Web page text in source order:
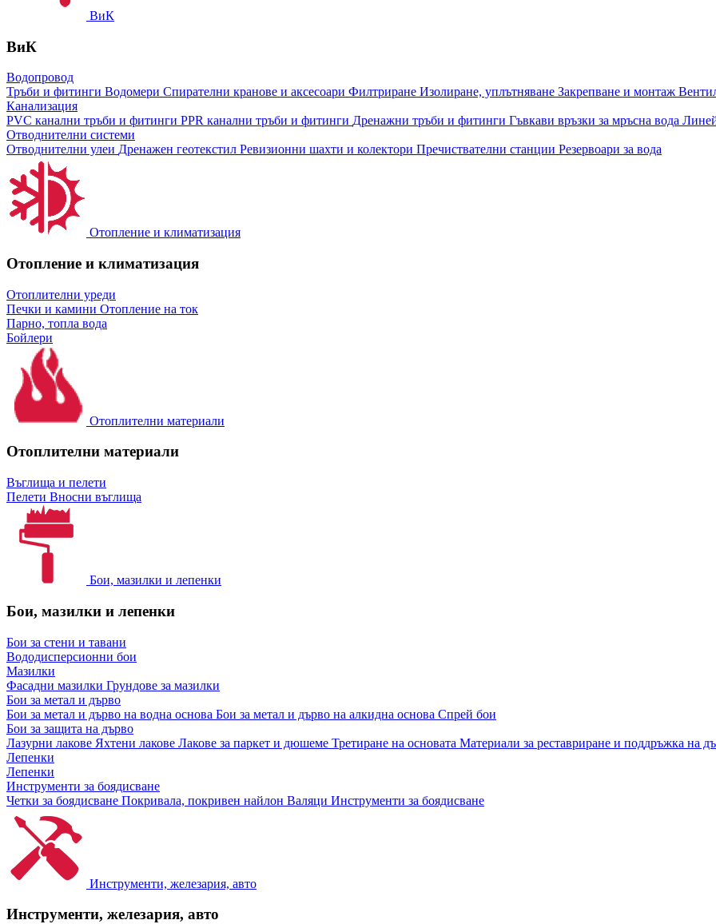
ВиК
ВиК
Водопровод
Тръби и фитинги Водомери Спирателни кранове и аксесоари Филтриране Изолиране, уплътняване Закрепване и монтаж
Канализация
PVC канални тръби и фитинги PPR канални тръби и фитинги Дренажни тръби и фитинги Гъвкави връзки за мръсна вода
Отводнителни системи
Отводнителни улеи Дренажен геотекстил Ревизионни шахти и колектори Пречиствателни станции Резервоари за вода
Отопление и климатизация
Отопление и климатизация
Отоплителни уреди
Печки и камини Отопление на ток
Парно, топла вода
Бойлери
Отоплителни материали
Отоплителни материали
Въглища и пелети
Пелети Вносни въглища
Бои, мазилки и лепенки
Бои, мазилки и лепенки
Бои за стени и тавани
Вододисперсионни бои
Мазилки
Фасадни мазилки Грундове за мазилки
Бои за метал и дърво
Бои за метал и дърво на водна основа Бои за метал и дърво на алкидна основа Спрей бои
Бои за защита на дърво
Лазурни лакове Яхтени лакове Лакове за паркет и дюшеме Третиране на основата Материали за реставриране и поддръжка на
Лепенки
Лепенки
Инструменти за боядисване
Четки за боядисване Покривала, покривен найлон Валяци Инструменти за боядисване
Инструменти, железария, авто
Инструменти, железария, авто